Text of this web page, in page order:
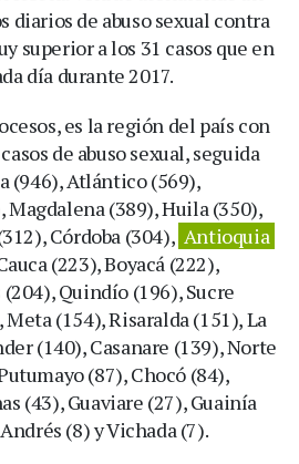
diarios de abuso sexual contra
superior a los 31 casos que en
día durante 2017.
es la región del país con
de abuso sexual, seguida
(946), Atlántico (569),
Magdalena (389), Huila (350),
Córdoba (304), Antioquia
(223), Boyacá (222),
Quindío (196), Sucre
(154), Risaralda (151), La
(140), Casanare (139), Norte
(87), Chocó (84),
(43), Guaviare (27), Guainía
(8) y Vichada (7).